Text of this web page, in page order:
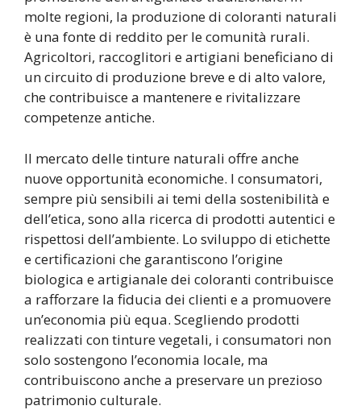
molte regioni, la produzione di coloranti naturali
è una fonte di reddito per le comunità rurali.
Agricoltori, raccoglitori e artigiani beneficiano di
un circuito di produzione breve e di alto valore,
che contribuisce a mantenere e rivitalizzare
competenze antiche.
Il mercato delle tinture naturali offre anche
nuove opportunità economiche. I consumatori,
sempre più sensibili ai temi della sostenibilità e
dell’etica, sono alla ricerca di prodotti autentici e
rispettosi dell’ambiente. Lo sviluppo di etichette
e certificazioni che garantiscono l’origine
biologica e artigianale dei coloranti contribuisce
a rafforzare la fiducia dei clienti e a promuovere
un’economia più equa. Scegliendo prodotti
realizzati con tinture vegetali, i consumatori non
solo sostengono l’economia locale, ma
contribuiscono anche a preservare un prezioso
patrimonio culturale.